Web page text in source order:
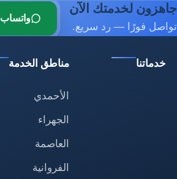
جاهزون لخدمتك الآن
تواصل فورًا — رد سريع.
واتساب
خدماتنا مناطق الخدمة
الأحمدي
الجهراء
العاصمة
الفروانية